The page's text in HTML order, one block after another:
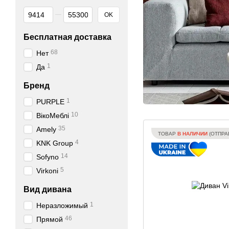
ТОВАР В НАЛИЧИИ
От Цена, грн
До Цена, грн OK
Бесплатная доставка
Нет 68
Да 1
Бренд
PURPLE 1
ВікоМеблі 10
Amely 35
KNK Group 4
Sofyno 14
Virkoni 5
Вид дивана
Неразложимый 1
Прямой 46